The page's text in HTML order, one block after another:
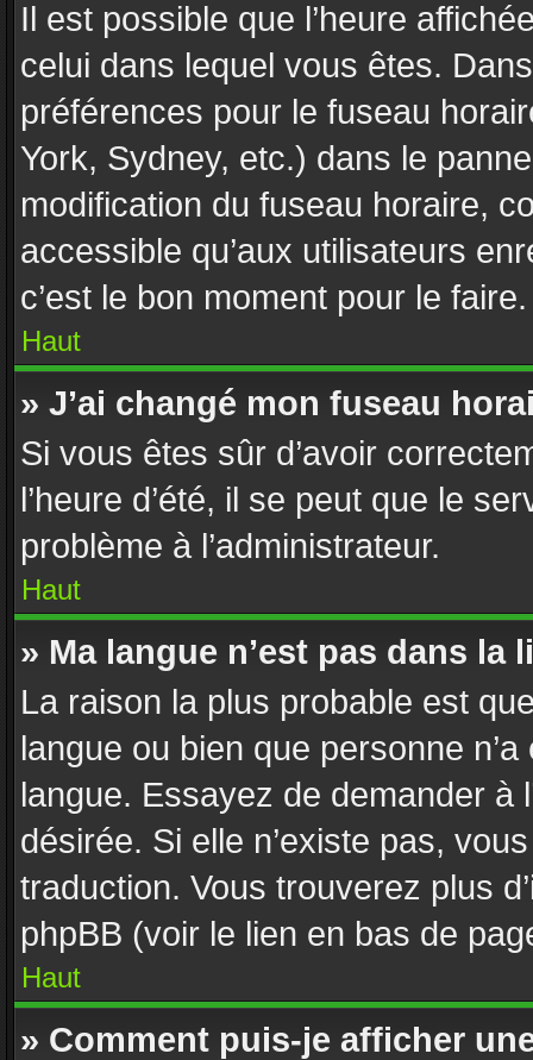
Il est possible que l’heure
celui dans lequel vous êtes.
préférences pour le fuseau
York, Sydney, etc.) dans le
modification du fuseau horaire,
accessible qu’aux utilisateurs
c’est le bon moment pour le faire.
Haut
» J’ai changé mon fuseau
Si vous êtes sûr d’avoir
l’heure d’été, il se peut que le
problème à l’administrateur.
Haut
» Ma langue n’est pas dans la
La raison la plus probable est
langue ou bien que personne
langue. Essayez de demander à
désirée. Si elle n’existe pas,
traduction. Vous trouverez plus
phpBB (voir le lien en bas de
Haut
» Comment puis-je afficher